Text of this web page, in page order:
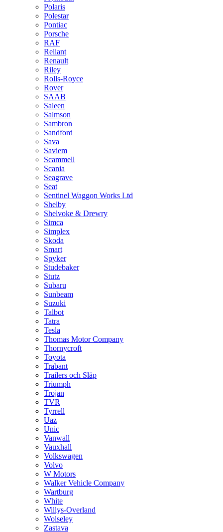
Polaris
Polestar
Pontiac
Porsche
RAF
Reliant
Renault
Riley
Rolls-Royce
Rover
SAAB
Saleen
Salmson
Sambron
Sandford
Sava
Saviem
Scammell
Scania
Seagrave
Seat
Sentinel Waggon Works Ltd
Shelby
Shelvoke & Drewry
Simca
Simplex
Skoda
Smart
Spyker
Studebaker
Stutz
Subaru
Sunbeam
Suzuki
Talbot
Tatra
Tesla
Thomas Motor Company
Thornycroft
Toyota
Trabant
Trailers och Släp
Triumph
Trojan
TVR
Tyrrell
Uaz
Unic
Vanwall
Vauxhall
Volkswagen
Volvo
W Motors
Walker Vehicle Company
Wartburg
White
Willys-Overland
Wolseley
Zastava